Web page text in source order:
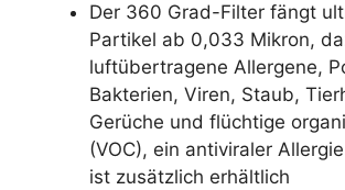
Der 360 Grad-Filter fängt
Partikel ab 0,033 Mikron,
luftübertragene Allergene,
Bakterien, Viren, Staub,
Gerüche und flüchtige
(VOC), ein antiviraler
ist zusätzlich erhältlich